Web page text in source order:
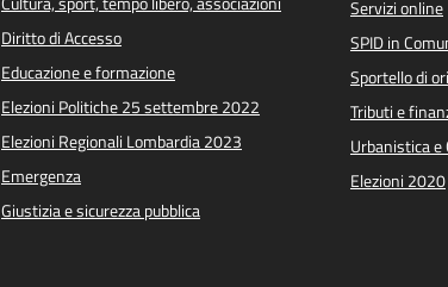
Diritto di Accesso
Educazione e formazione
Elezioni Politiche 25 settembre 2022
Elezioni Regionali Lombardia 2023
Emergenza
Giustizia e sicurezza pubblica
Servizi online
SPID in
Sportello di
Tributi e
Urbanistica e
Elezioni 2020